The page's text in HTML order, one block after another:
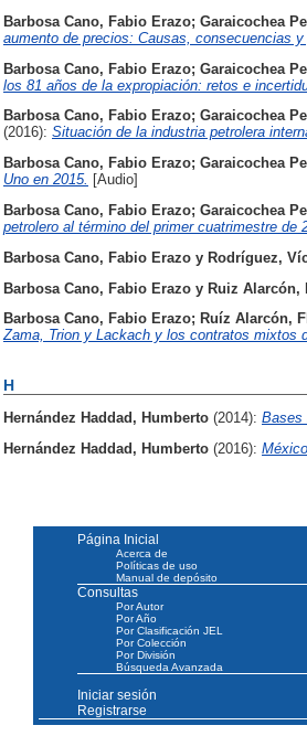
Barbosa Cano, Fabio Erazo; Garaicochea
aumento de precios: Causas, consecuencias y
Barbosa Cano, Fabio Erazo; Garaicochea
los 81 años de la expropiación: retos e
Barbosa Cano, Fabio Erazo; Garaicochea
(2016): Situación de la industria petrolera
Barbosa Cano, Fabio Erazo; Garaicochea
Uno en 2015. [Audio]
Barbosa Cano, Fabio Erazo; Garaicochea
petrolero al término del primer cuatrimestre de
Barbosa Cano, Fabio Erazo y Rodríguez,
Barbosa Cano, Fabio Erazo y Ruiz Alarcón,
Barbosa Cano, Fabio Erazo; Ruíz Alarcón,
Zama, Trion y Lackach y los contratos mixtos
H
Hernández Haddad, Humberto (2014): Bases
Hernández Haddad, Humberto (2016):
Página Inicial
Acerca de
Políticas de uso
Manual de depósito
Consultas
Por Autor
Por Año
Por Clasificación JEL
Por Colección
Por División
Búsqueda Avanzada
Iniciar sesión
Registrarse